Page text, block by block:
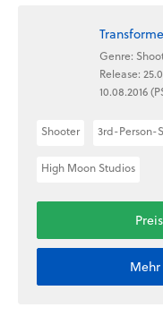
Genre:
Release:
10.08.2016
Shooter 3rd-Person-
High Moon Studios